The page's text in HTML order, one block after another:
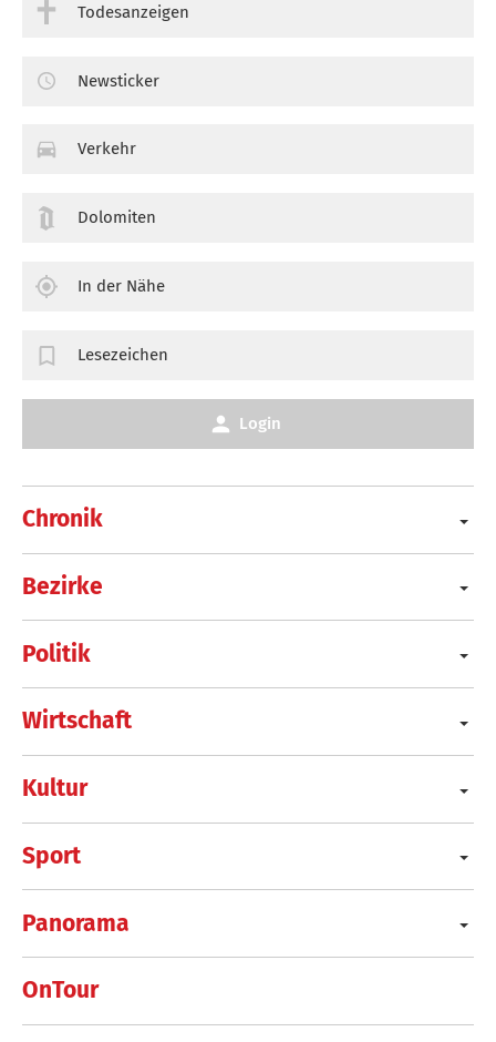
Chronik
Bezirke
Politik
Wirtschaft
Kultur
Sport
Panorama
OnTour
Todesanzeigen
Newsticker
Verkehr
Dolomiten
In der Nähe
Lesezeichen
Login